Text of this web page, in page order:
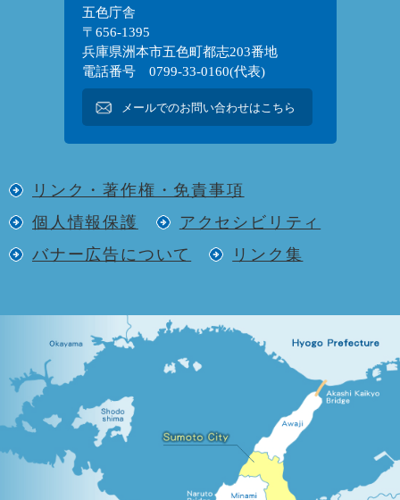
五色庁舎
〒656-1395
兵庫県洲本市五色町都志203番地
電話番号 0799-33-0160(代表)
メールでのお問い合わせはこちら
リンク・著作権・免責事項
個人情報保護
アクセシビリティ
バナー広告について
リンク集